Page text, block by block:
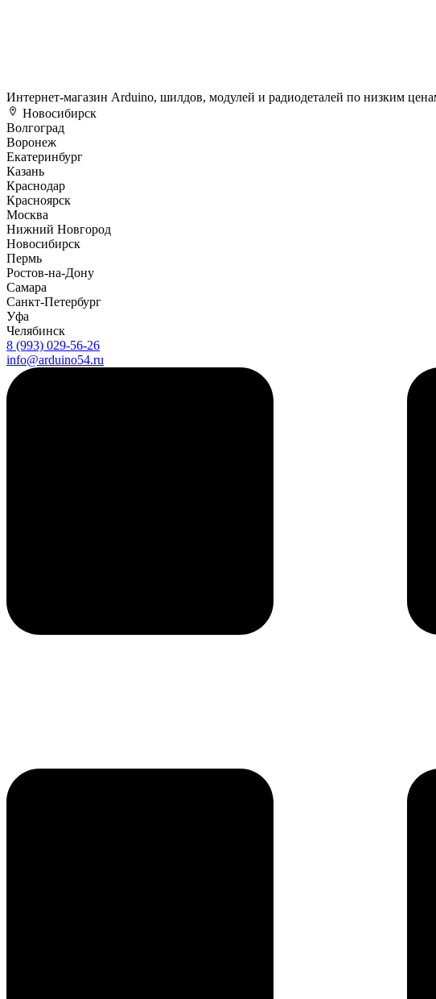
Интернет-магазин Arduino, шилдов, модулей и радиодеталей по низким
Новосибирск
Волгоград
Воронеж
Екатеринбург
Казань
Краснодар
Красноярск
Москва
Нижний Новгород
Новосибирск
Пермь
Ростов-на-Дону
Самара
Санкт-Петербург
Уфа
Челябинск
8 (993) 029-56-26
info@arduino54.ru